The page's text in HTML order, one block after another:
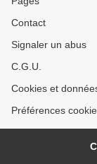
Contact
Signaler un abus
C.G.U.
Cookies et
Préférences